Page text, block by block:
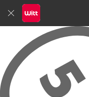
Prejsť na hlavný obsah